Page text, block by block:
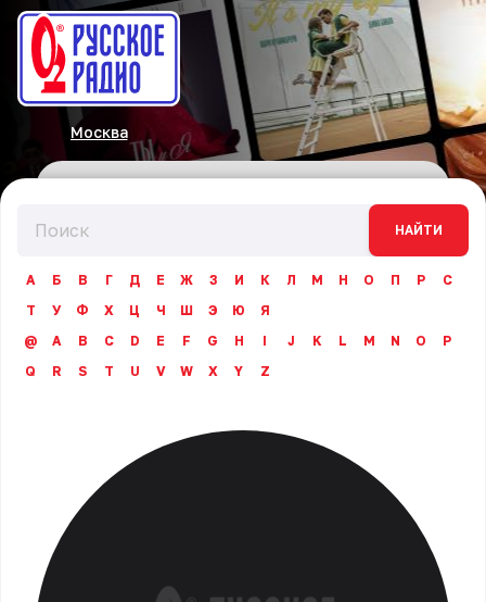
Москва
НАЙТИ
А Б В Г Д Е Ж З И К Л М Н О П Р
С
Т
У Ф Х Ц Ч Ш Э Ю
Я
@
A B C D E F G H I J K L M N O
P
Q
R S T U V W X Y Z